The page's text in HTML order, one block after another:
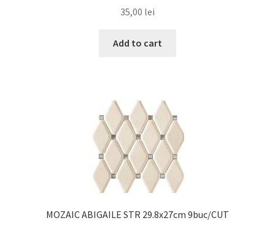
35,00 lei
Add to cart
MOZAIC ABIGAILE STR 29.8x27cm 9buc/CUT